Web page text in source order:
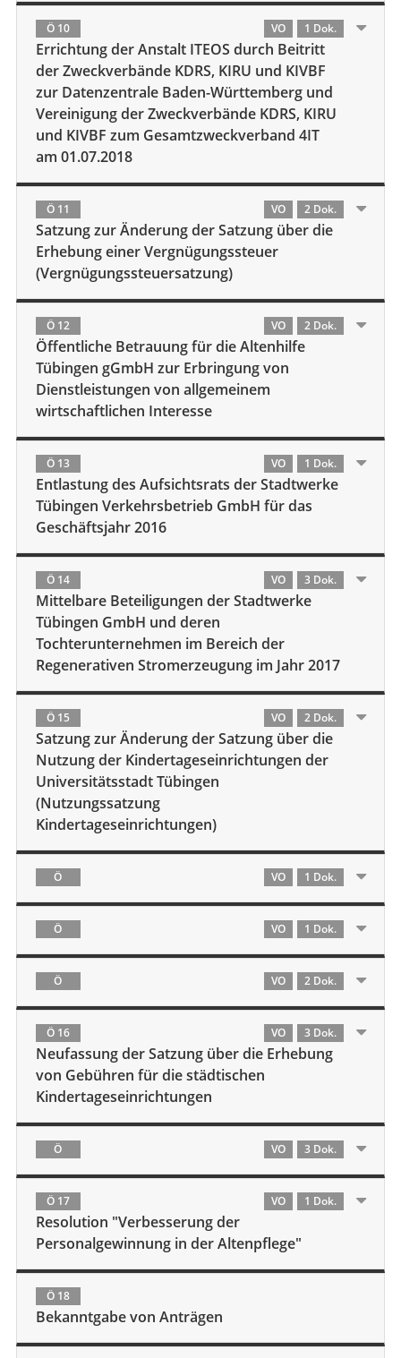
Ö 10 VO 1 Dok.
Errichtung der Anstalt ITEOS durch Beitritt
der Zweckverbände KDRS, KIRU und KIVBF
zur Datenzentrale Baden-Württemberg und
Vereinigung der Zweckverbände KDRS, KIRU
und KIVBF zum Gesamtzweckverband 4IT
am 01.07.2018
Ö 11 VO 2 Dok.
Satzung zur Änderung der Satzung über die
Erhebung einer Vergnügungssteuer
(Vergnügungssteuersatzung)
Ö 12 VO 2 Dok.
Öffentliche Betrauung für die Altenhilfe
Tübingen gGmbH zur Erbringung von
Dienstleistungen von allgemeinem
wirtschaftlichen Interesse
Ö 13 VO 1 Dok.
Entlastung des Aufsichtsrats der Stadtwerke
Tübingen Verkehrsbetrieb GmbH für das
Geschäftsjahr 2016
Ö 14 VO 3 Dok.
Mittelbare Beteiligungen der Stadtwerke
Tübingen GmbH und deren
Tochterunternehmen im Bereich der
Regenerativen Stromerzeugung im Jahr 2017
Ö 15 VO 2 Dok.
Satzung zur Änderung der Satzung über die
Nutzung der Kindertageseinrichtungen der
Universitätsstadt Tübingen
(Nutzungssatzung
Kindertageseinrichtungen)
Ö VO 1 Dok.
Ö VO 1 Dok.
Ö VO 2 Dok.
Ö 16 VO 3 Dok.
Neufassung der Satzung über die Erhebung
von Gebühren für die städtischen
Kindertageseinrichtungen
Ö VO 3 Dok.
Ö 17 VO 1 Dok.
Resolution "Verbesserung der
Personalgewinnung in der Altenpflege"
Ö 18
Bekanntgabe von Anträgen